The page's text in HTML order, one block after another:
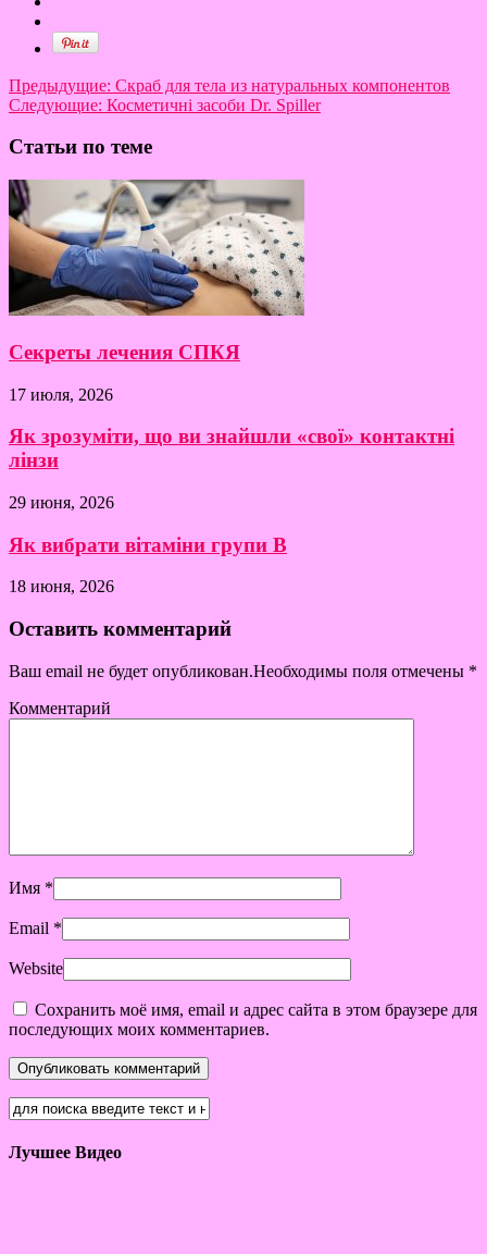
Предыдущие: Скраб для тела из натуральных компонентов
Следующие: Косметичні засоби Dr. Spiller
Статьи по теме
Секреты лечения СПКЯ
17 июля, 2026
Як зрозуміти, що ви знайшли «свої» контактні
лінзи
29 июня, 2026
Як вибрати вітаміни групи B
18 июня, 2026
Оставить комментарий
Ваш email не будет опубликован.Необходимы поля отмечены *
Комментарий
Имя *
Email *
Website
Сохранить моё имя, email и адрес сайта в этом браузере для
последующих моих комментариев.
Лучшее Видео